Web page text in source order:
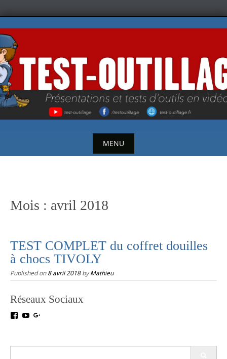
to
content
MENU
Mois : avril 2018
TEST COMPLET du coffret douilles
à chocs TIVOLY
Published on8 avril 2018byMathieu
Réseaux Sociaux
Voir
testoutillage
Voir
UC5crr0I4Ey688Hu1IMBwWRA
+Test-